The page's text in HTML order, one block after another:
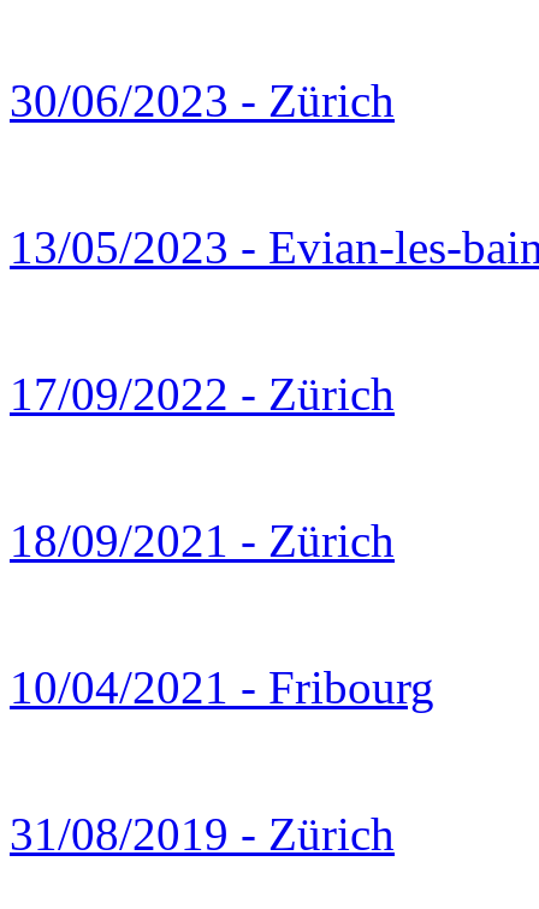
30/06/2023 - Zürich
13/05/2023 - Evian-les-
17/09/2022 - Zürich
18/09/2021 - Zürich
10/04/2021 - Fribourg
31/08/2019 - Zürich